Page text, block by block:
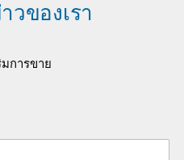
วของเรา
การขาย